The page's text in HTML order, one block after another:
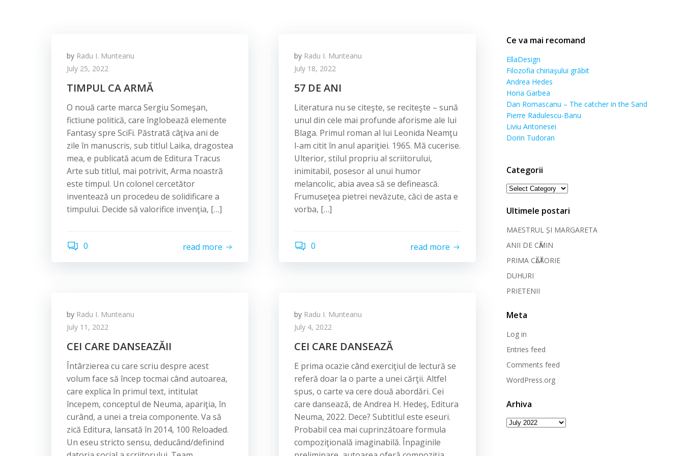
by Radu I. Munteanu
July 25, 2022
TIMPUL CA ARMĂ
O nouă carte marca Sergiu Someşan,
fictiune politică, care înglobează elemente
Fantasy spre SciFi. Păstrată câţiva ani de
zile în manuscris, sub titlul Laika, dragostea
mea, e publicată acum de Editura Tracus
Arte sub titlul, mai potrivit, Arma noastră
este timpul. Un colonel cercetător
inventează un procedeu de solidificare a
timpului. Decide să valorifice invenţia, […]
0 read more
by Radu I. Munteanu
July 18, 2022
57 DE ANI
Literatura nu se citeşte, se reciteşte – sună
unul din cele mai profunde aforisme ale lui
Blaga. Primul roman al lui Leonida Neamţu
l-am citit în anul apariţiei. 1965. Mă cucerise.
Ulterior, stilul propriu al scriitorului,
inimitabil, posesor al unui humor
melancolic, abia avea să se definească.
Frumuseţea pietrei nevăzute, căci de asta e
vorba, […]
0 read more
by Radu I. Munteanu
July 11, 2022
CEI CARE DANSEAZĂII
Întârzierea cu care scriu despre acest
volum face să încep tocmai când autoarea,
care explica în primul text, intitulat
începem, conceptul de Neuma, apariţia, în
curând, a unei a treia componente. Va să
zică Editura, lansată în 2014, 100 Reloaded.
Un eseu stricto sensu, deducând/definind
by Radu I. Munteanu
July 4, 2022
CEI CARE DANSEAZĂ
E prima ocazie când exerciţiul de lectură se
referă doar la o parte a unei cărţii. Altfel
spus, o carte va cere două abordări. Cei
care dansează, de Andrea H. Hedeş, Editura
Neuma, 2022. Dece? Subtitlul este eseuri.
Probabil cea mai cuprinzătoare formula
compoziţională imaginabilă. Înpaginile
Ce va mai recomand
EllaDesign
Filozofia chiriaşului grăbit
Andrea Hedes
Horia Garbea
Dan Romascanu – The catcher in the Sand
Pierre Radulescu-Banu
Liviu Antonesei
Dorin Tudoran
Categorii
Categorii
Ultimele postari
MAESTRUL ȘI MARGARETA
ANII DE CӐMIN
PRIMA CӐLӐTORIE
DUHURI
PRIETENII
Meta
Log in
Entries feed
Comments feed
WordPress.org
Arhiva
Arhiva